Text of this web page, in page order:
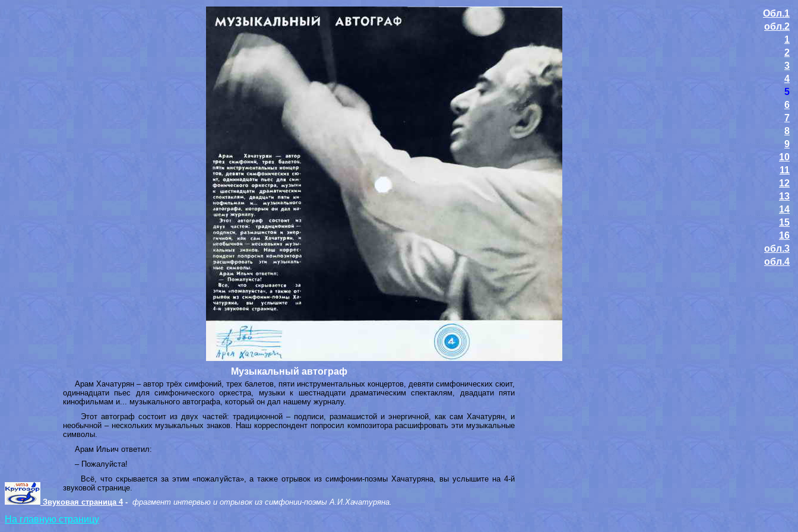
Обл.1
обл.2
1
2
3
4
5
6
7
8
9
10
11
12
13
14
15
16
обл.3
обл.4
Музыкальный автограф
Арам Хачатурян – автор трёх симфоний, трех балетов, пяти инструментальных концертов, девяти симфонических сюит,
одиннадцати пьес для симфонического оркестра, музыки к шестнадцати драматическим спектаклям, двадцати пяти
кинофильмам и... музыкального автографа, который он дал нашему журналу.
Этот автограф состоит из двух частей: традиционной – подписи, размашистой и энергичной, как сам Хачатурян, и
необычной – нескольких музыкальных знаков. Наш корреспондент попросил композитора расшифровать эти музыкальные
символы.
Арам Ильич ответил:
– Пожалуйста!
Всё, что скрывается за этим «пожалуйста», а также отрывок из симфонии-поэмы Хачатуряна, вы услышите на 4-й
звуковой странице.
Звуковая страница 4- фрагмент интервью и отрывок из симфонии-поэмы А.И.Хачатуряна.
На главную страницу